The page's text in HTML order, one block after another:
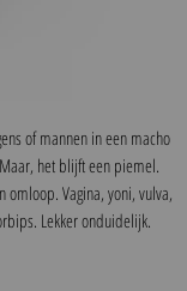
of mannen in een macho
het blijft een piemel.
omloop. Vagina, yoni, vulva,
Lekker onduidelijk.